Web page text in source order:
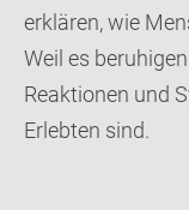
erklären, wie
Weil es
Reaktionen und
Erlebten sind.